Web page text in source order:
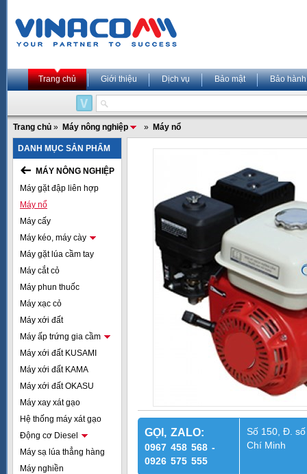
Trang chủ Giới thiệu Dịch vụ Bảo mật Bảo hành
Trang chủ » Máy nông nghiệp » Máy nổ
DANH MỤC SẢN PHẨM
MÁY NÔNG NGHIỆP
Máy gặt đập liên hợp
Máy nổ
Máy cấy
Máy kéo, máy cày
Máy gặt lúa cầm tay
Máy cắt cỏ
Máy phun thuốc
Máy xạc cỏ
Máy xới đất
Máy ấp trứng gia cầm
Máy xới đất KUSAMI
Máy xới đất KAMA
Máy xới đất OKASU
Máy xay xát gạo
Hệ thống máy xát gạo
Động cơ Diesel
Máy sạ lúa thẳng hàng
Máy nghiền
GỌI, ZALO:
0967 458 568 -
0926 575 555
Số 150, Đ.
Chí Minh